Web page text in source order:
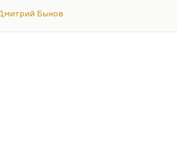
старец, забывший зубы. Помните эту
фразу: «Кошмар старика — забыть
Быков